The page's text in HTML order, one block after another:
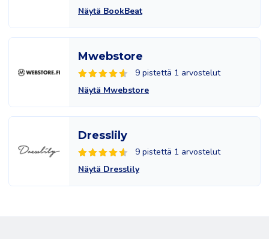
Näytä BookBeat
Mwebstore
9 pistettä 1 arvostelut
Näytä Mwebstore
Dresslily
9 pistettä 1 arvostelut
Näytä Dresslily